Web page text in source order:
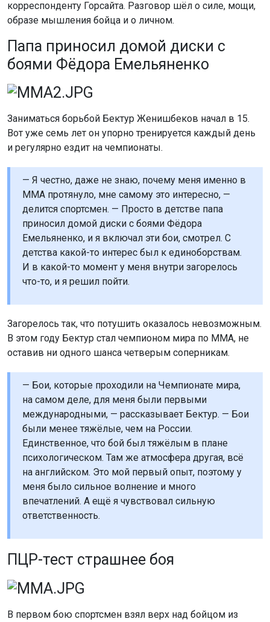
корреспонденту Горсайта. Разговор шёл о силе, мощи,
образе мышления бойца и о личном.
Папа приносил домой диски с
боями Фёдора Емельяненко
Заниматься борьбой Бектур Женишбеков начал в 15.
Вот уже семь лет он упорно тренируется каждый день
и регулярно ездит на чемпионаты.
— Я честно, даже не знаю, почему меня именно в
ММА протянуло, мне самому это интересно, —
делится спортсмен. — Просто в детстве папа
приносил домой диски с боями Фёдора
Емельяненко, и я включал эти бои, смотрел. С
детства какой-то интерес был к единоборствам.
И в какой-то момент у меня внутри загорелось
что-то, и я решил пойти.
Загорелось так, что потушить оказалось невозможным.
В этом году Бектур стал чемпионом мира по ММА, не
оставив ни одного шанса четверым соперникам.
— Бои, которые проходили на Чемпионате мира,
на самом деле, для меня были первыми
международными, — рассказывает Бектур. — Бои
были менее тяжёлые, чем на России.
Единственное, что бой был тяжёлым в плане
психологическом. Там же атмосфера другая, всё
на английском. Это мой первый опыт, поэтому у
меня было сильное волнение и много
впечатлений. А ещё я чувствовал сильную
ответственность.
ПЦР-тест страшнее боя
В первом бою спортсмен взял верх над бойцом из